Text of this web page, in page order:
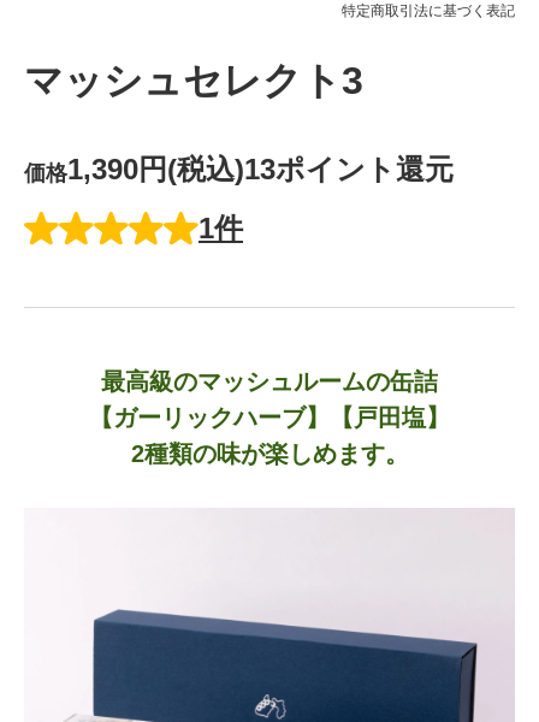
特定商取引法に基づく表記
マッシュセレクト3
価格1,390円(税込)13ポイント還元
1件
最高級のマッシュルームの缶詰
【ガーリックハーブ】【戸田塩】
2種類の味が楽しめます。